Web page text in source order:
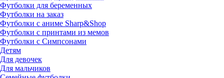
Футболки для беременных
Футболки на заказ
Футболки с аниме Sharp&Shop
Футболки с принтами из мемов
Футболки с Симпсонами
Детям
Для девочек
Для мальчиков